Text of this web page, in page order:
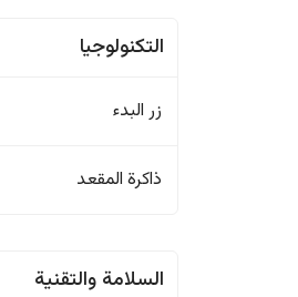
التكنولوجيا
زر البدء
ذاكرة المقعد
السلامة والتقنية